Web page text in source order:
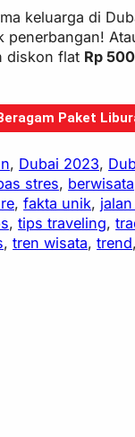
keluarga di
penerbangan!
diskon flat Rp
Paket
, Dubai 2023,
stres, berwisata
, fakta unik,
, tips traveling,
, tren wisata, trend